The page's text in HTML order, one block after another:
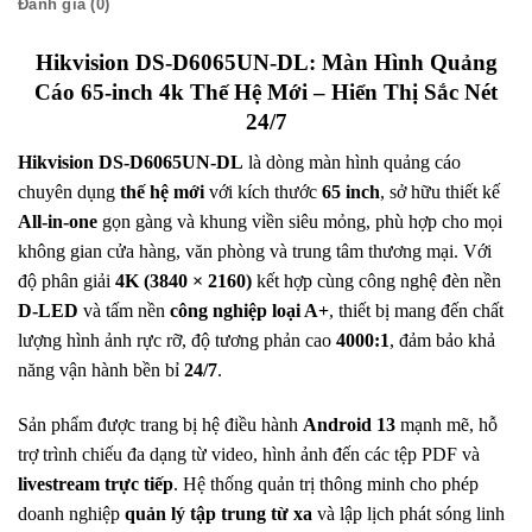
Đánh giá (0)
Hikvision DS-D6065UN-DL: Màn Hình Quảng
Cáo 65-inch 4k Thế Hệ Mới – Hiển Thị Sắc Nét
24/7
Hikvision DS-D6065UN-DL là dòng màn hình quảng cáo
chuyên dụng thế hệ mới với kích thước 65 inch, sở hữu thiết kế
All-in-one gọn gàng và khung viền siêu mỏng, phù hợp cho mọi
không gian cửa hàng, văn phòng và trung tâm thương mại. Với
độ phân giải 4K (3840 × 2160) kết hợp cùng công nghệ đèn nền
D-LED và tấm nền công nghiệp loại A+, thiết bị mang đến chất
lượng hình ảnh rực rỡ, độ tương phản cao 4000:1, đảm bảo khả
năng vận hành bền bỉ 24/7.
Sản phẩm được trang bị hệ điều hành Android 13 mạnh mẽ, hỗ
trợ trình chiếu đa dạng từ video, hình ảnh đến các tệp PDF và
livestream trực tiếp. Hệ thống quản trị thông minh cho phép
doanh nghiệp quản lý tập trung từ xa và lập lịch phát sóng linh